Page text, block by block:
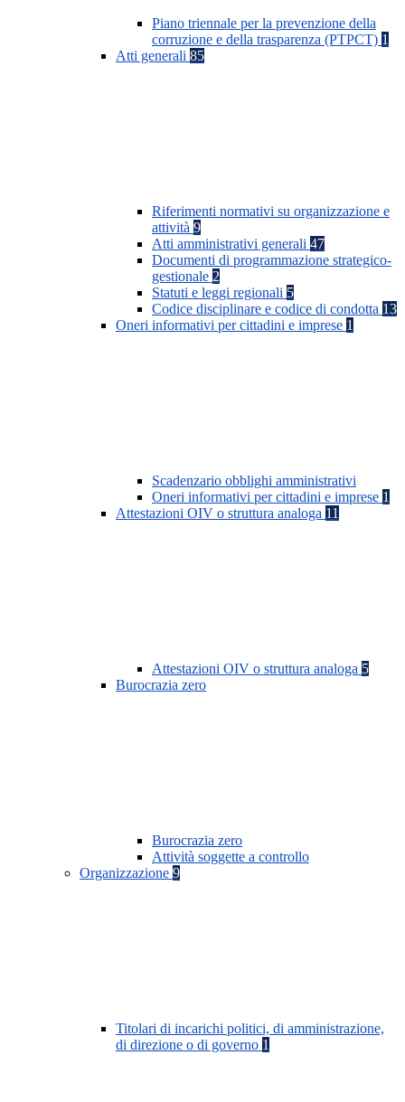
Piano triennale per la prevenzione della
corruzione e della trasparenza (PTPCT) 1
Atti generali 85
Riferimenti normativi su organizzazione e
attività 9
Atti amministrativi generali 47
Documenti di programmazione strategico-
gestionale 2
Statuti e leggi regionali 5
Codice disciplinare e codice di condotta 13
Oneri informativi per cittadini e imprese 1
Scadenzario obblighi amministrativi
Oneri informativi per cittadini e imprese 1
Attestazioni OIV o struttura analoga 11
Attestazioni OIV o struttura analoga 5
Burocrazia zero
Burocrazia zero
Attività soggette a controllo
Organizzazione 9
Titolari di incarichi politici, di amministrazione,
di direzione o di governo 1